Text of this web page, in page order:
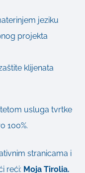
jeziku
projekta
klijenata
usluga tvrtke
100%.
stranicama i
reći: Moja Tirolia.